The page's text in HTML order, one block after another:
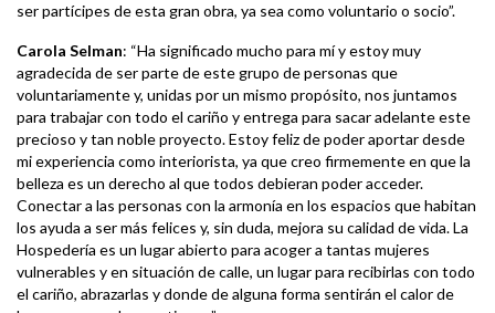
ser partícipes de esta gran obra, ya sea como voluntario o socio”.
Carola Selman: “Ha significado mucho para mí y estoy muy
agradecida de ser parte de este grupo de personas que
voluntariamente y, unidas por un mismo propósito, nos juntamos
para trabajar con todo el cariño y entrega para sacar adelante este
precioso y tan noble proyecto. Estoy feliz de poder aportar desde
mi experiencia como interiorista, ya que creo firmemente en que la
belleza es un derecho al que todos debieran poder acceder.
Conectar a las personas con la armonía en los espacios que habitan
los ayuda a ser más felices y, sin duda, mejora su calidad de vida. La
Hospedería es un lugar abierto para acoger a tantas mujeres
vulnerables y en situación de calle, un lugar para recibirlas con todo
el cariño, abrazarlas y donde de alguna forma sentirán el calor de